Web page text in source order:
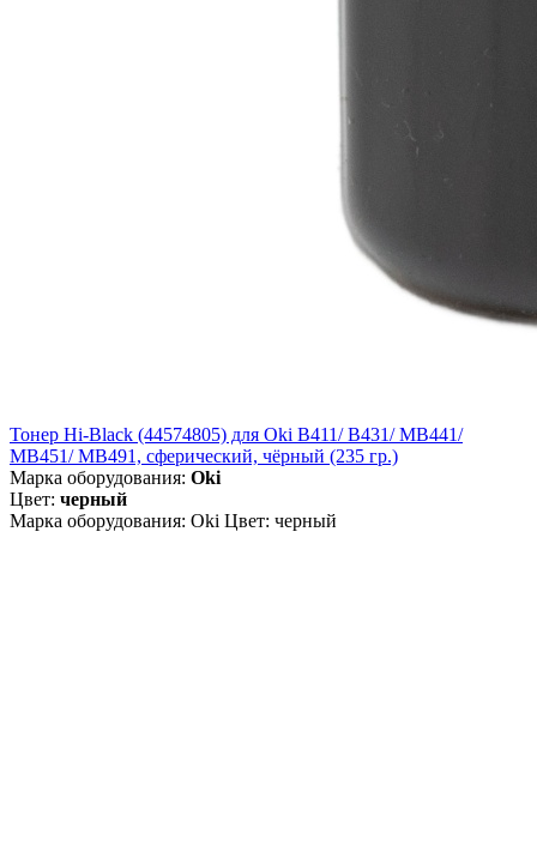
Тонер Hi-Black (44574805) для Oki B411/ B431/ MB441/
MB451/ MB491, сферический, чёрный (235 гр.)
Марка оборудования: Oki
Цвет: черный
Марка оборудования: Oki Цвет: черный